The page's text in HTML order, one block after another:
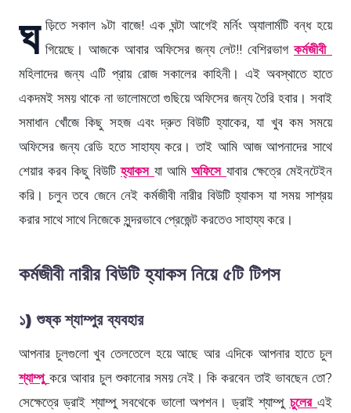
ঘ ড়িতে সকাল ৯টা বাজে! এক ঘন্টা আগেই মর্নিং অ্যালার্মটি বন্ধ হয়ে
গিয়েছে। আজকে আবার অফিসের জন্য লেট!! বেশিরভাগকর্মজীবী
মহিলাদের জন্য এটি প্রায় রোজ সকালের কাহিনী। এই অবস্থাতে হাতে
একদমই সময় থাকে না ভালোমতো গুছিয়ে অফিসের জন্য তৈরি হবার। সবাই
সমাধান খোঁজে কিছু সহজ এবং দ্রুত বিউটি হ্যাকের, যা খুব কম সময়ে
অফিসের জন্য রেডি হতে সাহায্য করে। তাই আমি আজ আপনাদের সাথে
শেয়ার করব কিছু বিউটিহ্যাকস যা আমি অফিসে যাবার ক্ষেত্রে মেইনটেইন
করি। ​​চলুন তবে জেনে নেই কর্মজীবী নারীর বিউটি হ্যাকস যা সময় সাশ্রয়
করার সাথে সাথে নিজেকে সুন্দরভাবে প্রেজেন্ট করতেও সাহায্য করে।
কর্মজীবী নারীর বিউটি হ্যাকস নিয়ে ৫টি টিপস
১) শুষ্ক শ্যাম্পুর ব্যবহার
আপনার চুলগুলো খুব তেলতেলে হয়ে আছে আর এদিকে আপনার হাতে চুল
শ্যাম্পু করে আবার চুল শুকানোর সময় নেই। কি করবেন তাই ভাবছেন তো?
সেক্ষেত্রে ড্রাই শ্যাম্পু সবথেকে ভালো অপশন। ড্রাই শ্যাম্পু চুলের এই